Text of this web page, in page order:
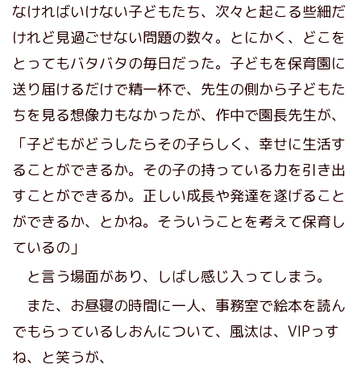
なければいけない子どもたち、次々と起こる些細だ
けれど見過ごせない問題の数々。とにかく、どこを
とってもバタバタの毎日だった。子どもを保育園に
送り届けるだけで精一杯で、先生の側から子どもた
ちを見る想像力もなかったが、作中で園長先生が、
「子どもがどうしたらその子らしく、幸せに生活す
ることができるか。その子の持っている力を引き出
すことができるか。正しい成長や発達を遂げること
ができるか、とかね。そういうことを考えて保育し
ているの」
と言う場面があり、しばし感じ入ってしまう。
また、お昼寝の時間に一人、事務室で絵本を読ん
でもらっているしおんについて、風汰は、VIPっす
ね、と笑うが、